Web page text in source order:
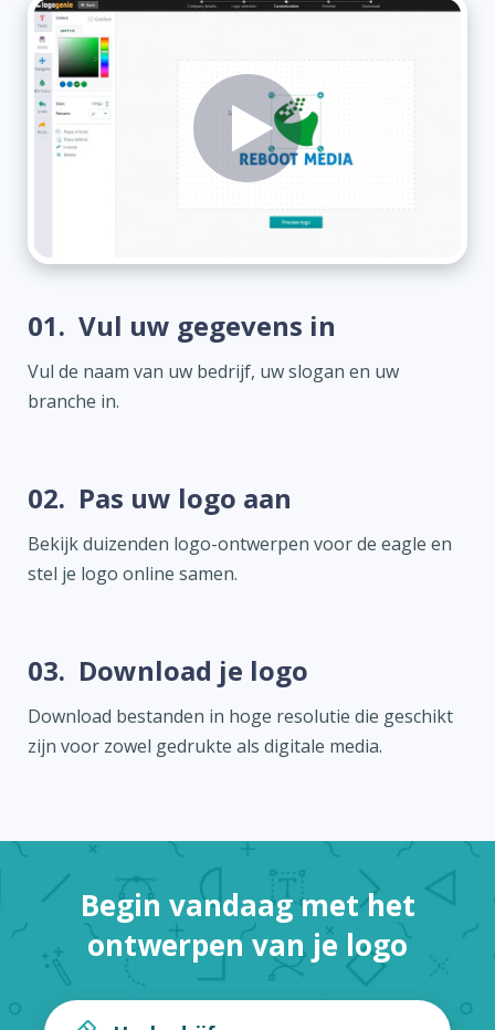
01. Vul uw gegevens in
Vul de naam van uw bedrijf, uw slogan en uw
branche in.
02. Pas uw logo aan
Bekijk duizenden logo-ontwerpen voor de eagle en
stel je logo online samen.
03. Download je logo
Download bestanden in hoge resolutie die geschikt
zijn voor zowel gedrukte als digitale media.
Begin vandaag met het
ontwerpen van je logo